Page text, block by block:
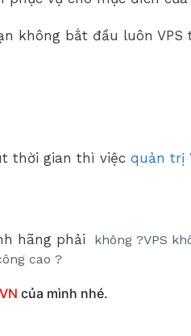
không bắt đầu luôn
thời gian thì việc quản trị
hãng phải
không ?VPS
cao ?
của mình nhé.